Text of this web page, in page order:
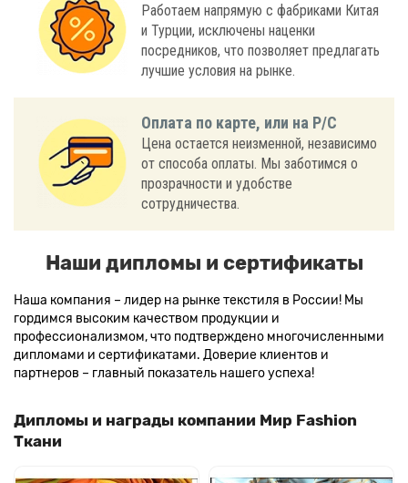
Работаем напрямую с фабриками Китая
и Турции, исключены наценки
посредников, что позволяет предлагать
лучшие условия на рынке.
Оплата по карте, или на Р/С
Цена остается неизменной, независимо
от способа оплаты. Мы заботимся о
прозрачности и удобстве
сотрудничества.
Наши дипломы и сертификаты
Наша компания – лидер на рынке текстиля в России! Мы
гордимся высоким качеством продукции и
профессионализмом, что подтверждено многочисленными
дипломами и сертификатами. Доверие клиентов и
партнеров – главный показатель нашего успеха!
Дипломы и награды компании Мир Fashion
Ткани